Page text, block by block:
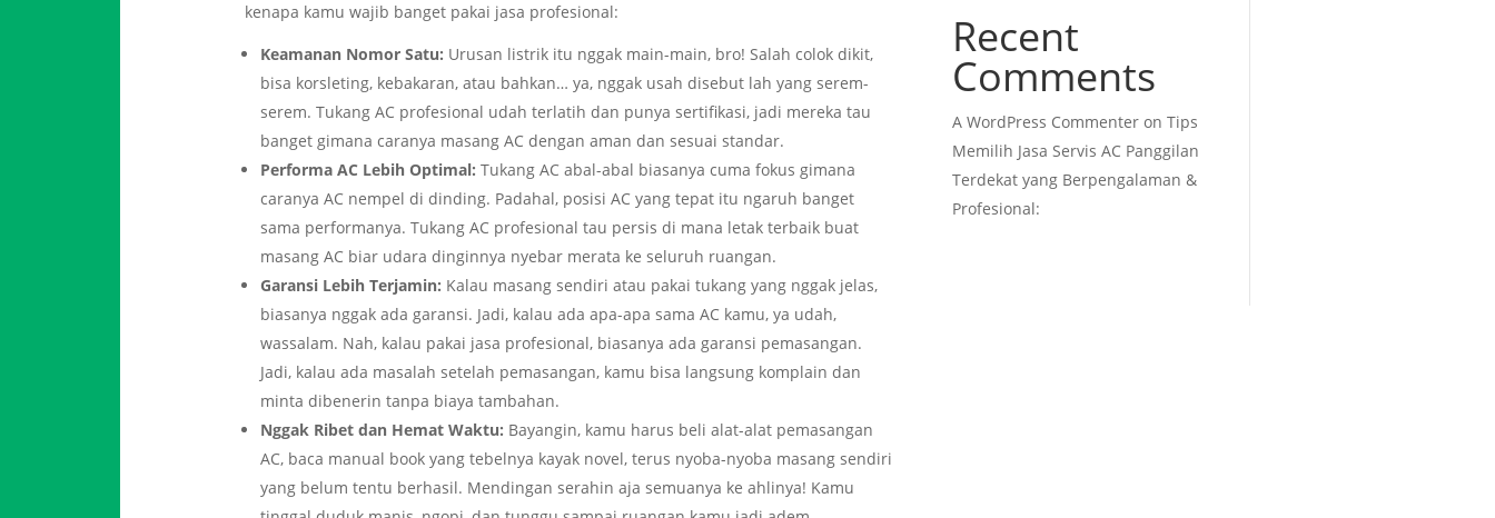
kenapa kamu wajib banget pakai jasa profesional:
Keamanan Nomor Satu: Urusan listrik itu nggak main-main, bro! Salah colok dikit,
bisa korsleting, kebakaran, atau bahkan… ya, nggak usah disebut lah yang serem-
serem. Tukang AC profesional udah terlatih dan punya sertifikasi, jadi mereka tau
banget gimana caranya masang AC dengan aman dan sesuai standar.
Performa AC Lebih Optimal: Tukang AC abal-abal biasanya cuma fokus gimana
caranya AC nempel di dinding. Padahal, posisi AC yang tepat itu ngaruh banget
sama performanya. Tukang AC profesional tau persis di mana letak terbaik buat
masang AC biar udara dinginnya nyebar merata ke seluruh ruangan.
Garansi Lebih Terjamin: Kalau masang sendiri atau pakai tukang yang nggak jelas,
biasanya nggak ada garansi. Jadi, kalau ada apa-apa sama AC kamu, ya udah,
wassalam. Nah, kalau pakai jasa profesional, biasanya ada garansi pemasangan.
Jadi, kalau ada masalah setelah pemasangan, kamu bisa langsung komplain dan
minta dibenerin tanpa biaya tambahan.
Nggak Ribet dan Hemat Waktu: Bayangin, kamu harus beli alat-alat pemasangan
AC, baca manual book yang tebelnya kayak novel, terus nyoba-nyoba masang sendiri
yang belum tentu berhasil. Mendingan serahin aja semuanya ke ahlinya! Kamu
Recent
Comments
A WordPress Commenteron Tips
Memilih Jasa Servis AC Panggilan
Terdekat yang Berpengalaman &
Profesional: